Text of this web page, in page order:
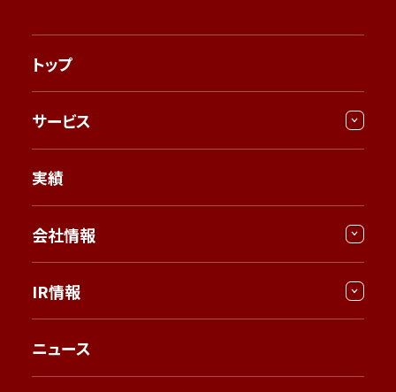
トップ
サービス
実績
会社情報
IR情報
ニュース